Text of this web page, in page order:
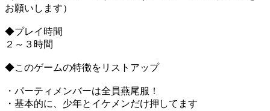
お願いします）
◆プレイ時間
２～３時間
◆このゲームの特徴をリストアップ
・パーティメンバーは全員燕尾服！
・基本的に、少年とイケメンだけ押してます